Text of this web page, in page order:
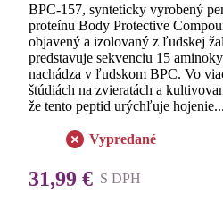
BPC-157, synteticky vyrobený
proteínu Body Protective
objavený a izolovaný z ľudskej
predstavuje sekvenciu 15
nachádza v ľudskom BPC. Vo
štúdiách na zvieratách a
že tento peptid urýchľuje hojenie...
Vypredané
31,99 € S DPH